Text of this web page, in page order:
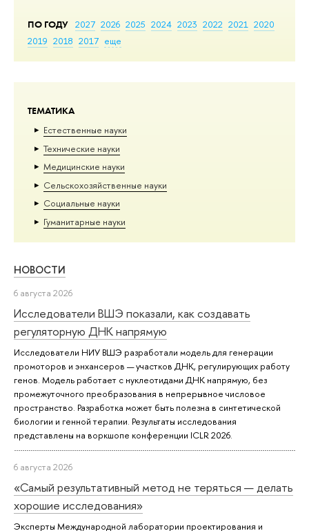
ПО ГОДУ 2027 2026 2025 2024 2023 2022 2021 2020
2019 2018 2017 еще
ТЕМАТИКА
Естественные науки
Тех­ничес­кие науки
Медицинские науки
Сельскохозяйственные науки
Социальные науки
Гуманитарные науки
НОВОСТИ
6 августа 2026
Исследователи ВШЭ показали, как создавать
регуляторную ДНК напрямую
Исследователи НИУ ВШЭ разработали модель для генерации
промоторов и энхансеров — участков ДНК, регулирующих работу
генов. Модель работает с нуклеотидами ДНК напрямую, без
промежуточного преобразования в непрерывное числовое
пространство. Разработка может быть полезна в синтетической
биологии и генной терапии. Результаты исследования
представлены на воркшопе конференции ICLR 2026.
6 августа 2026
«Самый результативный метод не теряться — делать
хорошие исследования»
Эксперты Международной лаборатории проектирования и